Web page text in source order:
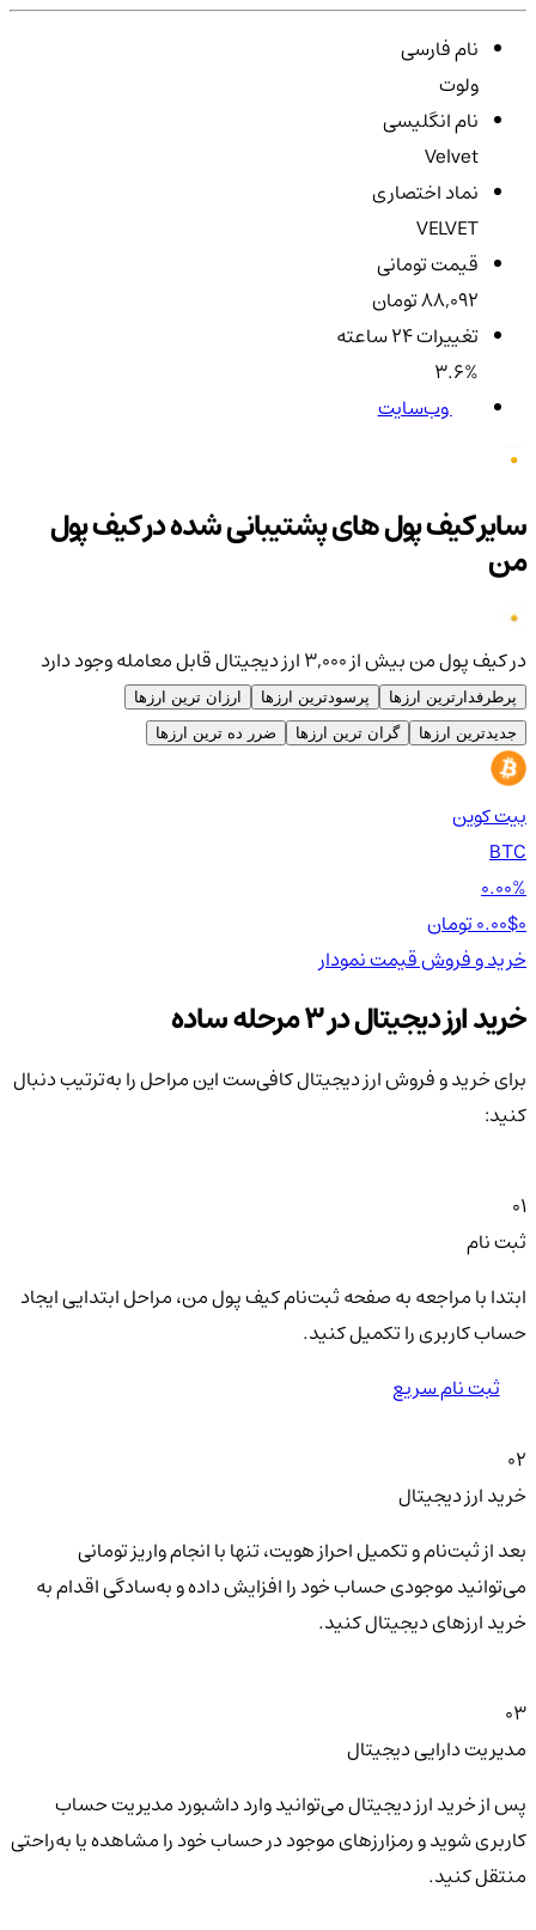
نام فارسی
ولوت
نام انگلیسی
Velvet
نماد اختصاری
VELVET
قیمت تومانی
88,092 تومان
تغییرات ۲۴ ساعته
3.6%
وب‌سایت
سایر کیف پول های پشتیبانی شده در کیف پول
من
در کیف پول من بیش از ۳,۰۰۰ ارز دیجیتال قابل معامله وجود دارد
پرطرفدارترین ارزها پرسودترین ارزها
ارزان ترین ارزها
جدیدترین ارزها
گران ترین ارزها ضرر ده ترین ارزها
بیت کوین
BTC
0.00%
0.00$
خرید و فروشقیمتنمودار
خرید ارز دیجیتال در 3 مرحله ساده
برای خرید و فروش ارز دیجیتال کافی‌ست این مراحل را به‌ترتیب دنبال
کنید:
01
ثبت نام
ابتدا با مراجعه به صفحه ثبت‌نام کیف‌ پول من، مراحل ابتدایی ایجاد
حساب کاربری را تکمیل کنید.
ثبت نام سریع
02
خرید ارز دیجیتال
بعد از ثبت‌نام و تکمیل احراز هویت، تنها با انجام واریز تومانی
می‌توانید موجودی حساب خود را افزایش داده و به‌سادگی اقدام به
خرید ارزهای دیجیتال کنید.
03
مدیریت دارایی دیجیتال
پس از خرید ارز دیجیتال می‌توانید وارد داشبورد مدیریت حساب
کاربری شوید و رمزارزهای موجود در حساب خود را مشاهده یا به‌راحتی
منتقل کنید.